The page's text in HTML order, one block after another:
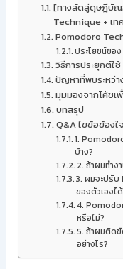
[ทางลัดสู่ดุษฎีบัณ
Technique + เท
Pomodoro
ประโยชน์ขอ
วิธีการประยุกต์ใ
ปัญหาที่พบระหว่
มุมมองจากโค้ชเ
บทสรุป
Q&A ไขข้อข้อง
1.
บ้าง?
2. ถ้าผมทำง
3. ผมจะปรับ
ของตัวเองไ
4.
หรือไม่?
5. ถ้าผมติด
อย่างไร?